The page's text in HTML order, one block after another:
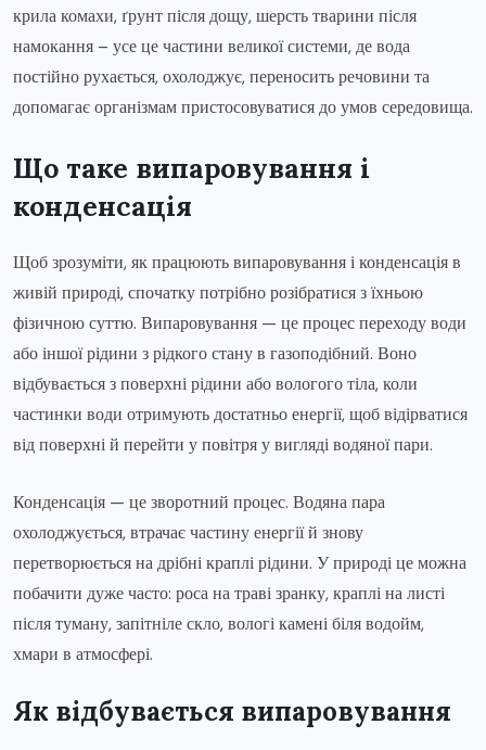
крила комахи, ґрунт після дощу, шерсть тварини після
намокання – усе це частини великої системи, де вода
постійно рухається, охолоджує, переносить речовини та
допомагає організмам пристосовуватися до умов середовища.
Що таке випаровування і
конденсація
Щоб зрозуміти, як працюють випаровування і конденсація в
живій природі, спочатку потрібно розібратися з їхньою
фізичною суттю. Випаровування — це процес переходу води
або іншої рідини з рідкого стану в газоподібний. Воно
відбувається з поверхні рідини або вологого тіла, коли
частинки води отримують достатньо енергії, щоб відірватися
від поверхні й перейти у повітря у вигляді водяної пари.
Конденсація — це зворотний процес. Водяна пара
охолоджується, втрачає частину енергії й знову
перетворюється на дрібні краплі рідини. У природі це можна
побачити дуже часто: роса на траві зранку, краплі на листі
після туману, запітніле скло, вологі камені біля водойм,
хмари в атмосфері.
Як відбувається випаровування